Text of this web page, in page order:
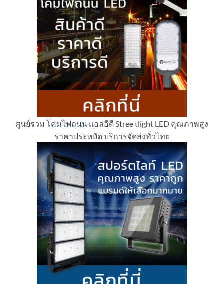
ศูนย์รวม โคมไฟถนน แอลอีดี Stree tlight LED คุณภาพสูง
ราคาประหยัด บริการจัดส่งทั่วไทย